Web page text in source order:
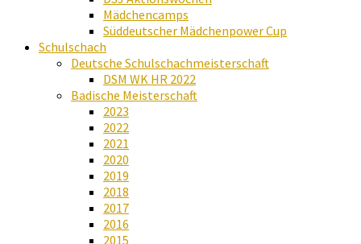
Mädchencamps
Süddeutscher Mädchenpower Cup
Schulschach
Deutsche Schulschachmeisterschaft
DSM WK HR 2022
Badische Meisterschaft
2023
2022
2021
2020
2019
2018
2017
2016
2015